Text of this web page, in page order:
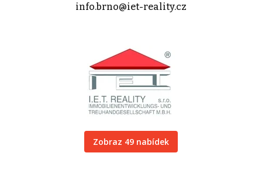
info.brno@iet-reality.cz
Zobraz 49 nabídek